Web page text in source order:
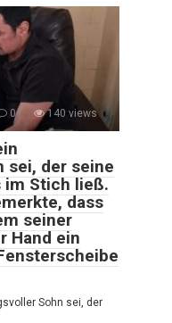
0 140 views
sei, der seine
im Stich ließ.
dass
seiner
Hand ein
Sohn sei, der